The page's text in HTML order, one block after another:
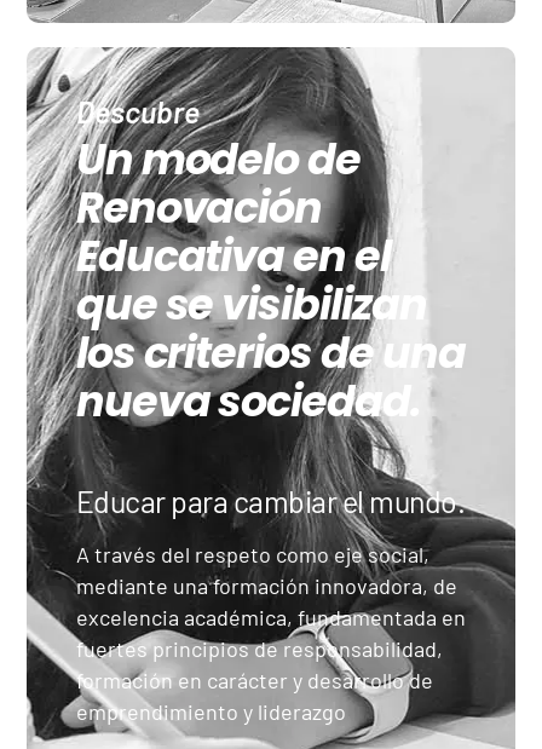
Descubre
Un modelo de
Renovación
Educativa en el
que se visibilizan
los criterios de una
nueva sociedad.
Educar para cambiar el mundo.
A través del respeto como eje social,
mediante una formación innovadora, de
excelencia académica, fundamentada en
fuertes principios de responsabilidad,
formación en carácter y desarrollo de
emprendimiento y liderazgo